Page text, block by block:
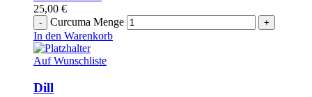
25,00 €
Curcuma Menge
In den Warenkorb
Auf Wunschliste
Dill